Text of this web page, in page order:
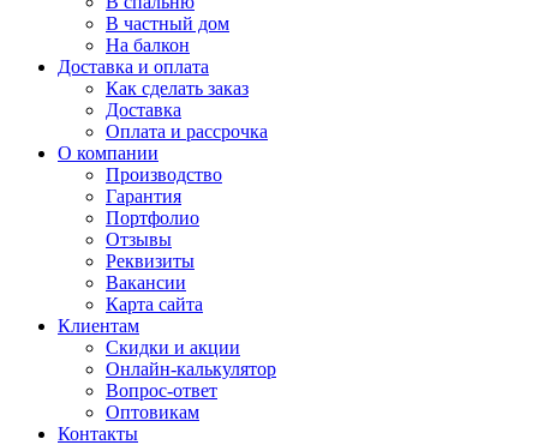
В частный дом
На балкон
Доставка и оплата
Как сделать заказ
Доставка
Оплата и рассрочка
О компании
Производство
Гарантия
Портфолио
Отзывы
Реквизиты
Вакансии
Карта сайта
Клиентам
Скидки и акции
Онлайн-калькулятор
Вопрос-ответ
Оптовикам
Контакты